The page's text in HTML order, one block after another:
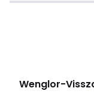
Wenglor-